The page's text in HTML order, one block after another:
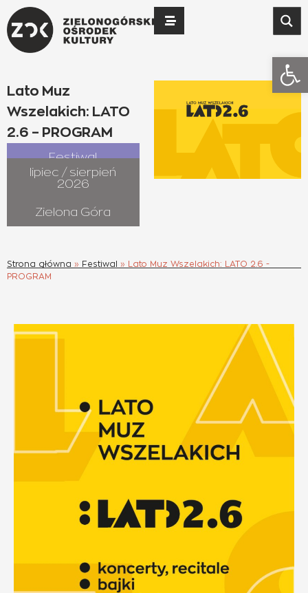
Lato Muz
Wszelakich: LATO
2.6 – PROGRAM
Festiwal
lipiec / sierpień
2026
Zielona Góra
Strona główna » Festiwal » Lato Muz Wszelakich: LATO 2.6 -
PROGRAM